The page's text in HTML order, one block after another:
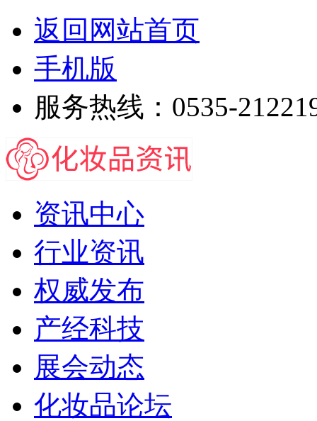
返回网站首页
手机版
服务热线：0535-
资讯中心
行业资讯
权威发布
产经科技
展会动态
化妆品论坛